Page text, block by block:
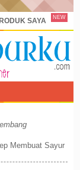
SAYA NEW
Membuat Sayur